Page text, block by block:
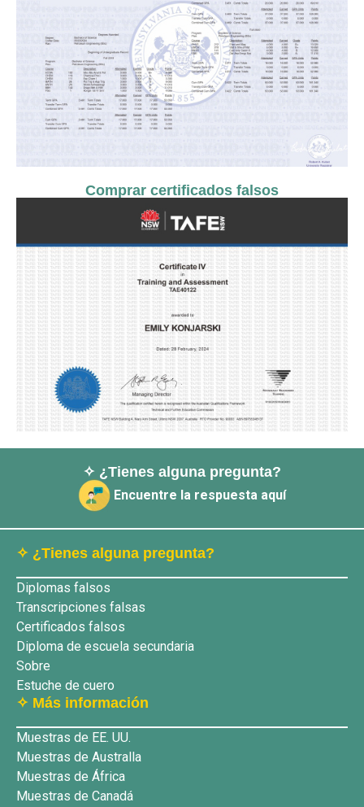
Comprar certificados falsos
✧ ¿Tienes alguna pregunta?
Encuentre la respuesta aquí
✧ ¿Tienes alguna pregunta?
Diplomas falsos
Transcripciones falsas
Certificados falsos
Diploma de escuela secundaria
Sobre
Estuche de cuero
✧ Más información
Muestras de EE. UU.
Muestras de Australla
Muestras de África
Muestras de Canadá